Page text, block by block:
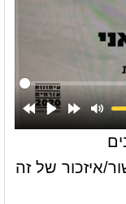
איזכור של זה